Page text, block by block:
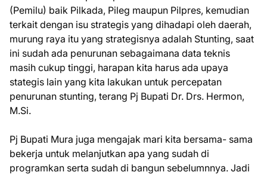
(Pemilu) baik Pilkada, Pileg maupun Pilpres, kemudian
terkait dengan isu strategis yang dihadapi oleh daerah,
murung raya itu yang strategisnya adalah Stunting, saat
ini sudah ada penurunan sebagaimana data teknis
masih cukup tinggi, harapan kita harus ada upaya
stategis lain yang kita lakukan untuk percepatan
penurunan stunting, terang Pj Bupati Dr. Drs. Hermon,
M.Si.
Pj Bupati Mura juga mengajak mari kita bersama- sama
bekerja untuk melanjutkan apa yang sudah di
programkan serta sudah di bangun sebelumnnya. Jadi